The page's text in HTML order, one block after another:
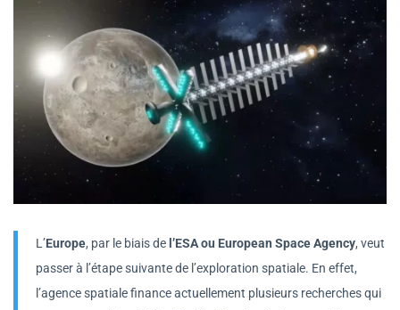
L’Europe, par le biais de l’ESA ou European Space Agency, veut
passer à l’étape suivante de l’exploration spatiale. En effet,
l’agence spatiale finance actuellement plusieurs recherches qui